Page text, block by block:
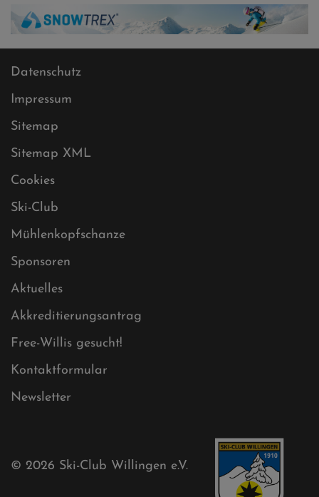
Datenschutz
Impressum
Sitemap
Sitemap XML
Cookies
Ski-Club
Mühlenkopfschanze
Sponsoren
Aktuelles
Akkreditierungsantrag
Free-Willis gesucht!
Kontaktformular
Newsletter
© 2026 Ski-Club Willingen e.V.